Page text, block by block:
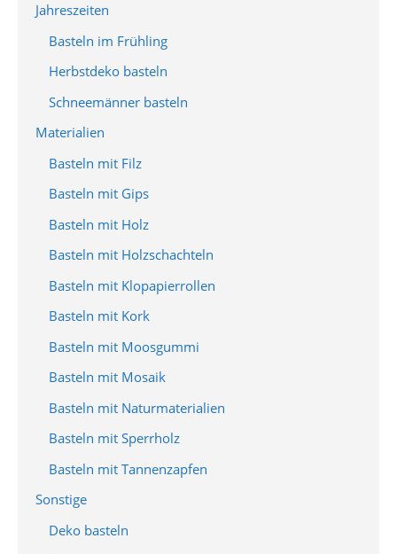
Jahreszeiten
Basteln im Frühling
Herbstdeko basteln
Schneemänner basteln
Materialien
Basteln mit Filz
Basteln mit Gips
Basteln mit Holz
Basteln mit Holzschachteln
Basteln mit Klopapierrollen
Basteln mit Kork
Basteln mit Moosgummi
Basteln mit Mosaik
Basteln mit Naturmaterialien
Basteln mit Sperrholz
Basteln mit Tannenzapfen
Sonstige
Deko basteln